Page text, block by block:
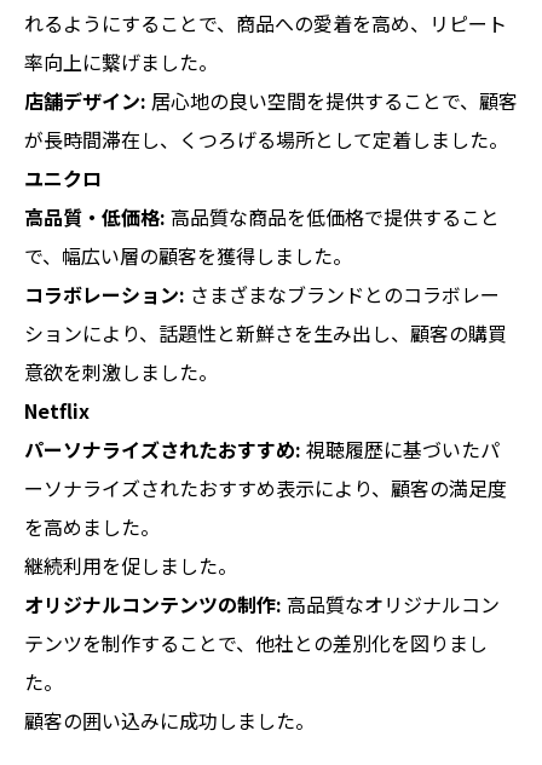
れるようにすることで、商品への愛着を高め、リピート
率向上に繋げました。
店舗デザイン: 居心地の良い空間を提供することで、顧客
が長時間滞在し、くつろげる場所として定着しました。
ユニクロ
高品質・低価格: 高品質な商品を低価格で提供すること
で、幅広い層の顧客を獲得しました。
コラボレーション: さまざまなブランドとのコラボレー
ションにより、話題性と新鮮さを生み出し、顧客の購買
意欲を刺激しました。
Netflix
パーソナライズされたおすすめ: 視聴履歴に基づいたパ
ーソナライズされたおすすめ表示により、顧客の満足度
を高めました。
継続利用を促しました。
オリジナルコンテンツの制作: 高品質なオリジナルコン
テンツを制作することで、他社との差別化を図りまし
た。
顧客の囲い込みに成功しました。